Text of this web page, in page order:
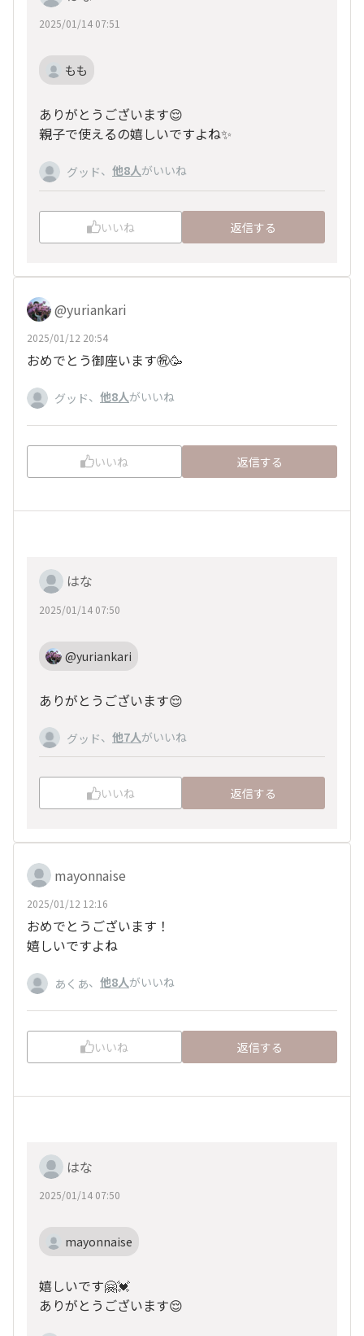
2025/01/14 07:51
もも
ありがとうございます😌
親子で使えるの嬉しいですよね✨
グッド、 他8人がいいね
いいね 返信する
@yuriankari
2025/01/12 20:54
おめでとう御座います㊗️🥳
グッド、 他8人がいいね
いいね 返信する
はな
2025/01/14 07:50
@yuriankari
ありがとうございます😌
グッド、 他7人がいいね
いいね 返信する
mayonnaise
2025/01/12 12:16
おめでとうございます！
嬉しいですよね
あくあ、 他8人がいいね
いいね 返信する
はな
2025/01/14 07:50
mayonnaise
嬉しいです🤗💓
ありがとうございます😌